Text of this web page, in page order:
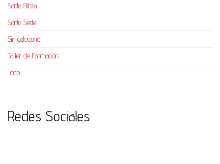
Santa Biblia
Santa Sede
Sin categoría
Taller de Formación
Todo
Redes Sociales